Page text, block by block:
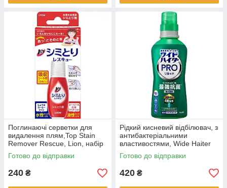
Поглинаючі серветки для
видалення плям,Top Stain
Remover Rescue, Lion, набір
з 5 серветок (723868)
Готово до відправки
240 ₴
Рідкий кисневий відбілювач, з
антибактеріальними
властивостями, Wide Haiter
PRO, КАО, 560 мл (420008)
Готово до відправки
420 ₴